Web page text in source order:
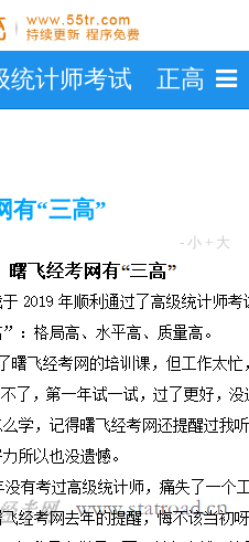
统计师考试 正高级
有“三高”
- 小 + 大